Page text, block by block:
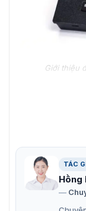
Giới thiệu
Ưu điểm
dụng hoặc
gọn, thanh lịch,
được xem như
an ninh cho
còn nổi bật với
TÁC
Hồng